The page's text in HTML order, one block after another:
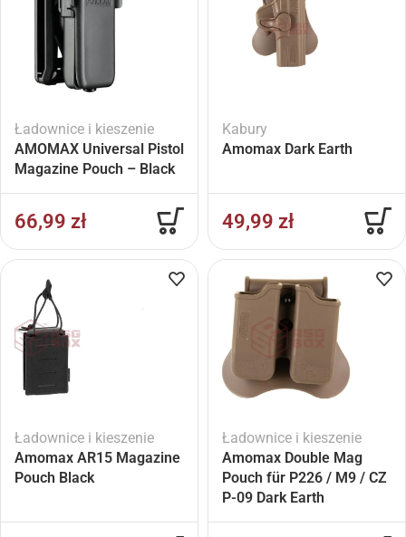
Ładownice i kieszenie
AMOMAX Universal Pistol
Magazine Pouch – Black
66,99 zł
Kabury
Amomax Dark Earth
49,99 zł
Ładownice i kieszenie
Amomax AR15 Magazine
Pouch Black
Ładownice i kieszenie
Amomax Double Mag
Pouch für P226 / M9 / CZ
P-09 Dark Earth